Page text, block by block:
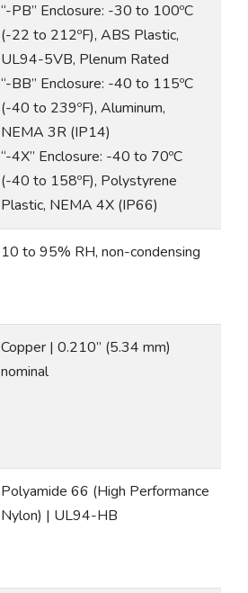
“-PB” Enclosure: -30 to 100ºC
(-22 to 212ºF), ABS Plastic,
UL94-5VB, Plenum Rated
“-BB” Enclosure: -40 to 115ºC
(-40 to 239ºF), Aluminum,
NEMA 3R (IP14)
“-4X” Enclosure: -40 to 70ºC
(-40 to 158ºF), Polystyrene
Plastic, NEMA 4X (IP66)
10 to 95% RH, non-condensing
Copper | 0.210” (5.34 mm)
nominal
Polyamide 66 (High Performance
Nylon) | UL94-HB